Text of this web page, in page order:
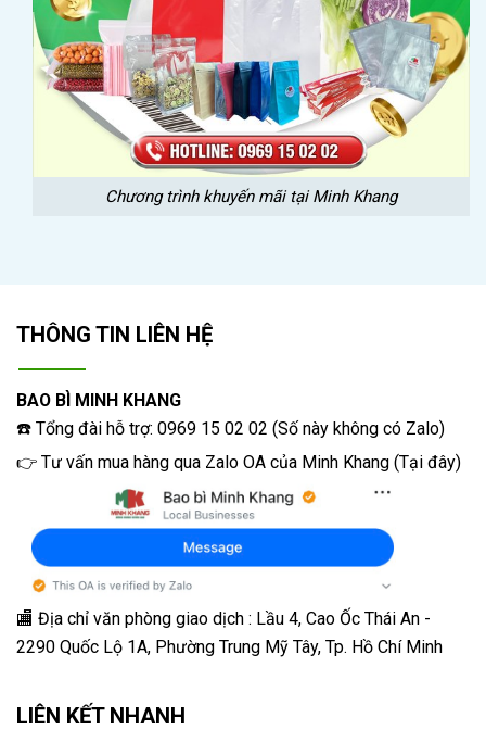
Chương trình khuyến mãi tại Minh Khang
THÔNG TIN LIÊN HỆ
BAO BÌ MINH KHANG
☎️ Tổng đài hỗ trợ: 0969 15 02 02 (Số này không có Zalo)
👉 Tư vấn mua hàng qua Zalo OA của Minh Khang (Tại đây)
🏬 Địa chỉ văn phòng giao dịch : Lầu 4, Cao Ốc Thái An -
2290 Quốc Lộ 1A, Phường Trung Mỹ Tây, Tp. Hồ Chí Minh
LIÊN KẾT NHANH